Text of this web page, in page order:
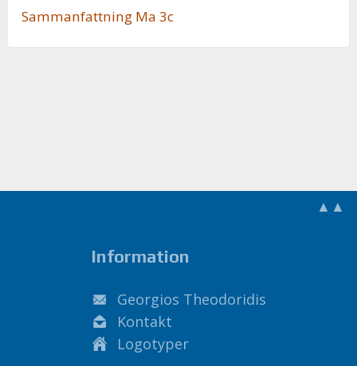
Sam­man­fatt­ning Ma 3c
▲▲
Information
Georgios Theodoridis
Kontakt
Logotyper